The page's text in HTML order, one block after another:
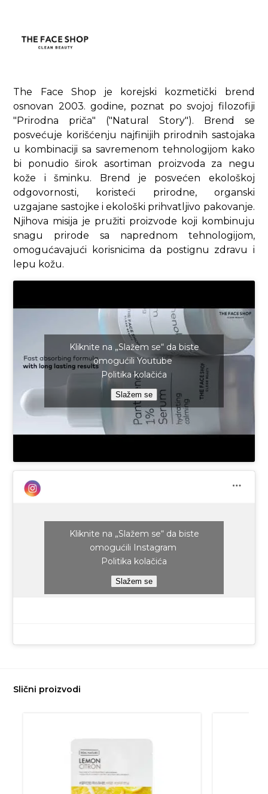
The Face Shop je korejski kozmetički brend
osnovan 2003. godine, poznat po svojoj filozofiji
"Prirodna priča" ("Natural Story"). Brend se
posvećuje korišćenju najfinijih prirodnih sastojaka
u kombinaciji sa savremenom tehnologijom kako
bi ponudio širok asortiman proizvoda za negu
kože i šminku. Brend je posvećen ekološkoj
odgovornosti, koristeći prirodne, organski
uzgajane sastojke i ekološki prihvatljivo pakovanje.
Njihova misija je pružiti proizvode koji kombinuju
snagu prirode sa naprednom tehnologijom,
omogućavajući korisnicima da postignu zdravu i
lepu kožu.
Kliknite na „Slažem se“ da biste
omogućili Youtube
Politika kolačića
Slažem se
Kliknite na „Slažem se“ da biste
omogućili Instagram
Politika kolačića
Slažem se
Slični proizvodi